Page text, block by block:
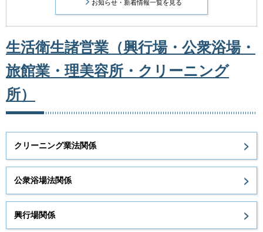
お知らせ・新着情報一覧を見る
生活衛生諸営業（興行場・公衆浴場・
旅館業・理美容所・クリーニング
所）
クリーニング業法関係
公衆浴場法関係
興行場関係